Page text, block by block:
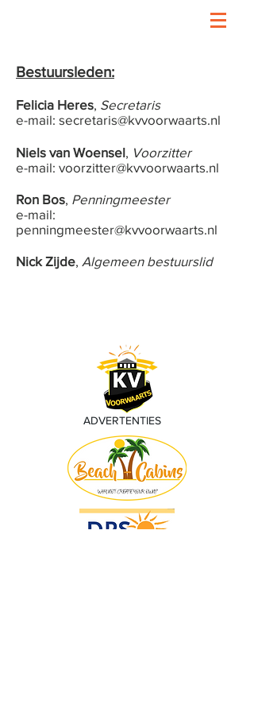
Bestuursleden:
Felicia Heres, Secretaris
e-mail: secretaris@kvvoorwaarts.nl
Niels van Woensel, Voorzitter
e-mail: voorzitter@kvvoorwaarts.nl
Ron Bos, Penningmeester
e-mail:
penningmeester@kvvoorwaarts.nl
Nick Zijde, Algemeen bestuurslid
ADVERTENTIES